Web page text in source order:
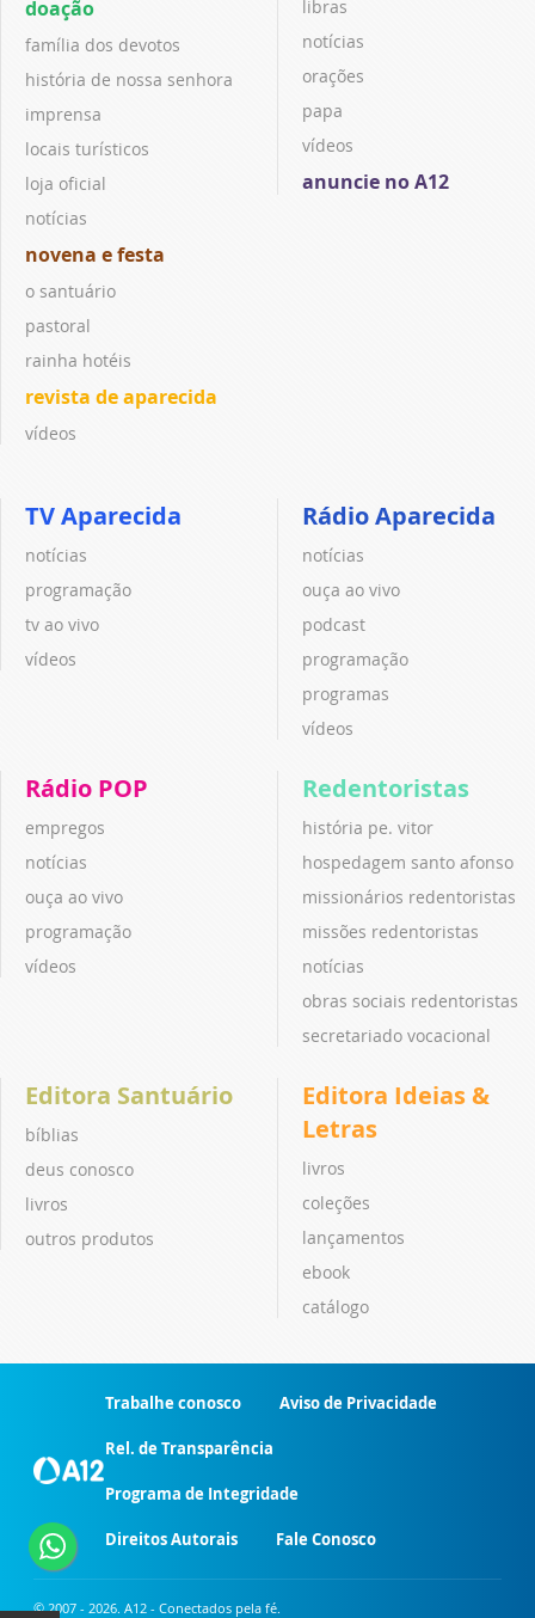
doação
família dos devotos
história de nossa senhora
imprensa
locais turísticos
loja oficial
notícias
novena e festa
o santuário
pastoral
rainha hotéis
revista de aparecida
vídeos
libras
notícias
orações
papa
vídeos
anuncie no A12
TV Aparecida
notícias
programação
tv ao vivo
vídeos
Rádio Aparecida
notícias
ouça ao vivo
podcast
programação
programas
vídeos
Rádio POP
empregos
notícias
ouça ao vivo
programação
vídeos
Redentoristas
história pe. vitor
hospedagem santo afonso
missionários redentoristas
missões redentoristas
notícias
obras sociais redentoristas
secretariado vocacional
Editora Santuário
bíblias
deus conosco
livros
outros produtos
Editora Ideias &
Letras
livros
coleções
lançamentos
ebook
catálogo
Trabalhe conosco Aviso de Privacidade
Rel. de Transparência
Programa de Integridade
Direitos Autorais Fale Conosco
© 2007 - 2026. A12 - Conectados pela fé.